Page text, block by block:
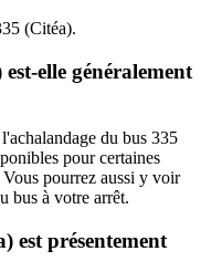
(Citéa).
elle généralement
du bus 335
pour certaines
pourrez aussi y voir
bus à votre arrêt.
est présentement